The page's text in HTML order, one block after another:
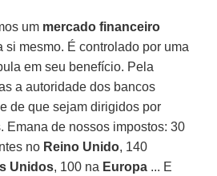
um mercado financeiro
si mesmo. É controlado por uma
em seu benefício. Pela
a autoridade dos bancos
de que sejam dirigidos por
Emana de nossos impostos: 30
no Reino Unido, 140
Unidos, 100 na Europa ... E